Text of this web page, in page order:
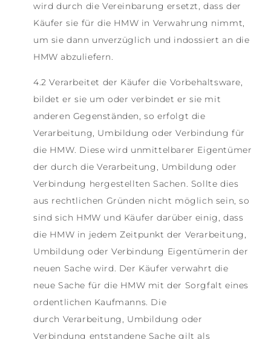
wird durch die Vereinbarung ersetzt, dass der
Käufer sie für die HMW in Verwahrung nimmt,
um sie dann unverzüglich und indossiert an die
HMW abzuliefern.
4.2 Verarbeitet der Käufer die Vorbehaltsware,
bildet er sie um oder verbindet er sie mit
anderen Gegenständen, so erfolgt die
Verarbeitung, Umbildung oder Verbindung für
die HMW. Diese wird unmittelbarer Eigentümer
der durch die Verarbeitung, Umbildung oder
Verbindung hergestellten Sachen. Sollte dies
aus rechtlichen Gründen nicht möglich sein, so
sind sich HMW und Käufer darüber einig, dass
die HMW in jedem Zeitpunkt der Verarbeitung,
Umbildung oder Verbindung Eigentümerin der
neuen Sache wird. Der Käufer verwahrt die
neue Sache für die HMW mit der Sorgfalt eines
ordentlichen Kaufmanns. Die
durch Verarbeitung, Umbildung oder
Verbindung entstandene Sache gilt als